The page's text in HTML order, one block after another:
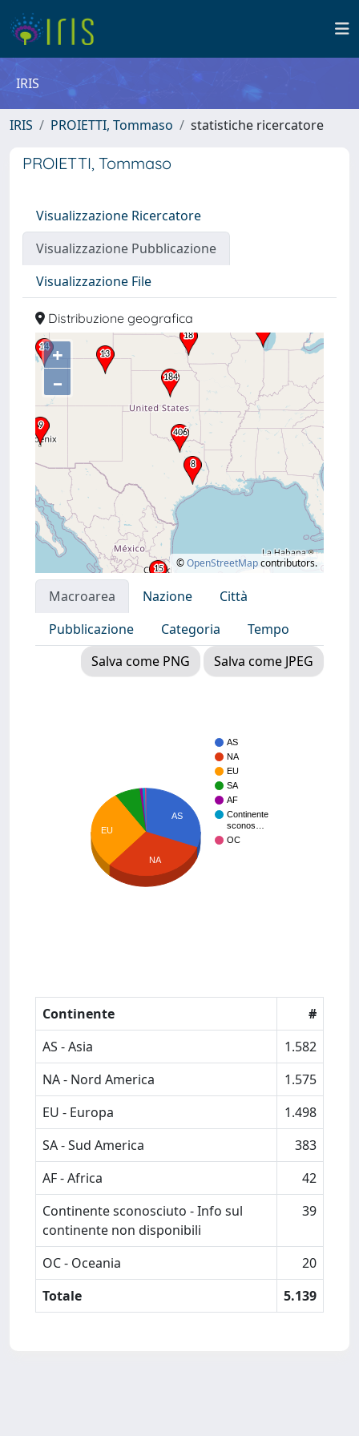
IRIS
IRIS PROIETTI, Tommaso statistiche ricercatore
PROIETTI, Tommaso
Visualizzazione Ricercatore
Visualizzazione Pubblicazione
Visualizzazione File
Distribuzione geografica
+
–
©OpenStreetMapcontributors.
Macroarea Nazione
Città
Pubblicazione
Categoria
Tempo
Salva come PNG
Salva come JPEG
AS
NA
EU
SA
AF
Continente
sconos…
OC
AS
EU
NA
Continente
#
AS - Asia
1.582
NA - Nord America
1.575
EU - Europa
1.498
SA - Sud America
383
AF - Africa
42
Continente sconosciuto - Info sul
continente non disponibili
39
OC - Oceania
20
Totale
5.139